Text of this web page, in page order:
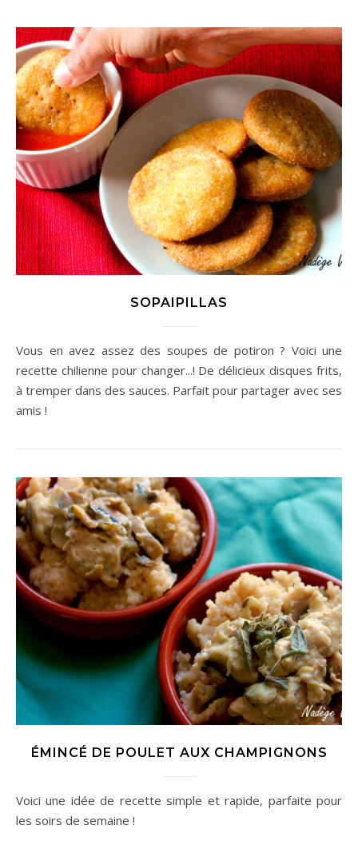
SOPAIPILLAS
Vous en avez assez des soupes de potiron ? Voici une
recette chilienne pour changer...! De délicieux disques frits,
à tremper dans des sauces. Parfait pour partager avec ses
amis !
ÉMINCÉ DE POULET AUX CHAMPIGNONS
Voici une idée de recette simple et rapide, parfaite pour
les soirs de semaine !